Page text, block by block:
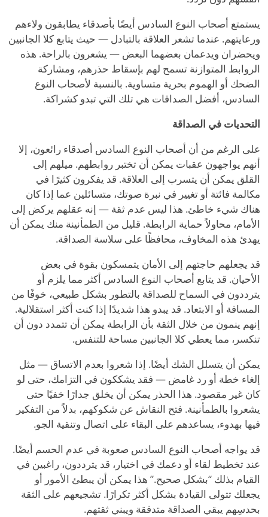
يستمتع أصحاب النوع السادس أيضًا بأصدقاء يطابقون ولاءهم
ورعايتهم. عندما تشعر العلاقة بالتبادل — حيث يتابع كلا الجانبين
ويحضران ويدعمان بعضهما البعض — يشعرون بالراحة. هذه
الروابط المتوازنة تسمح لهم بإسقاط حذرهم، ومشاركة
الضحك أو الهموم بحرية متساوية. بالنسبة لأصحاب النوع
السادس، أفضل الصداقات هي تلك التي تبدو كشراكة.
التحديات في الصداقة
على الرغم من أن أصحاب النوع السادس أصدقاء رائعون، إلا
أنهم يواجهون عقبات يمكن أن تختبر روابطهم. ميلهم إلى
القلق يمكن أن يتسرب إلى العلاقة. قد يفكرون كثيرًا في
مكالمة فائتة أو تغيير في نبرة صوتك، متسائلين عما إذا كان
هناك شيء خاطئ. هذا ليس عدم ثقة — إنه عقلهم يركض إلى
الأمام، محاولاً حماية الرابطة. قليل من الطمأنينة منك يمكن أن
يهدئ هذه المخاوف، محافظًا على سلاسة الصداقة.
قد يجعلهم حاجتهم إلى الأمان يتمسكون بقوة في بعض
الأحيان. قد يتابع أصحاب النوع السادس أكثر مما يلزم أو
يترددون في السماح للصداقة بالتطور بشكل طبيعي، خوفًا من
المسافة أو الابتعاد. قد يبدو هذا شديدًا إذا كنت أكثر استقلالية.
إنهم ينمون من خلال الثقة بأن الرابطة يمكن أن تتمدد دون أن
تنكسر، مما يعطي كلا الجانبين مساحة للتنفس.
يمكن أن يتسلل الشك أيضًا. إذا شعروا بعدم الاتساق — مثل
إلغاء خطة أو رد غامض — فقد يشككون في التزامك، حتى لو
كان غير مقصود. هذا الحذر يمكن أن يخلق جدارًا خفيًا حتى
يشعروا بالطمأنينة. فتح النقاش عن شكوكهم، بدلاً من التفكير
فيها بهدوء، يساعدهم على البقاء على اتصال وتنقية الجو.
قد يواجه أصحاب النوع السادس صعوبة في عدم الحسم أيضًا.
عند تخطيط لقاء أو دعمك في اختيار، قد يترددون، راغبين في
القيام بذلك “بشكل صحيح.” هذا يمكن أن يبطئ الأمور أو
يجعلك تتولى القيادة بشكل أكثر تكرارًا. تشجيعهم على الثقة
بحدسِهم يبقي الصداقة متدفقة ويبني ثقتهم.